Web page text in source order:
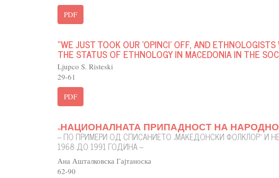
PDF
“WE JUST TOOK OUR ‘OPINCI’ OFF, AND
THE STATUS OF ETHNOLOGY IN MACEDONIA IN THE
Ljupco S. Risteski
29-61
PDF
„НАЦИОНАЛНАТА ПРИПАДНОСТ НА
– ПО ПРИМЕРИ ОД СПИСАНИЕТО „МАКЕДОНСКИ ФОЛКЛОР“ И
1968 ДО 1991 ГОДИНА –
Ана Ашталковска Гајтаноска
62-90